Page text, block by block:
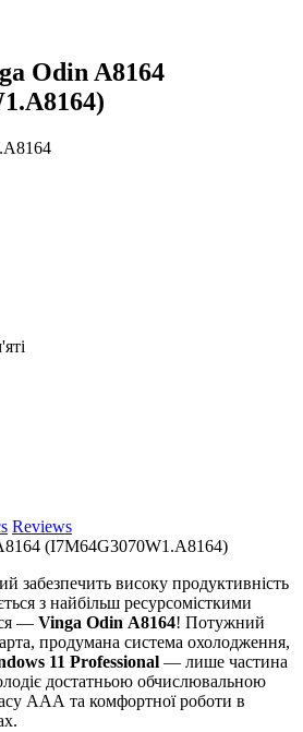
Odin A8164
Reviews
(I7M64G3070W1.A8164)
забезпечить високу продуктивність
з найбільш ресурсомісткими
— Vinga Odin A8164! Потужний
продумана система охолодження,
11 Professional — лише частина
достатньою обчислювальною
ААА та комфортної роботи в